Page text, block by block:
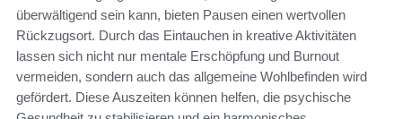
überwältigend sein kann, bieten Pausen einen wertvollen
Rückzugsort. Durch das Eintauchen in kreative Aktivitäten
lassen sich nicht nur mentale Erschöpfung und Burnout
vermeiden, sondern auch das allgemeine Wohlbefinden wird
gefördert. Diese Auszeiten können helfen, die psychische